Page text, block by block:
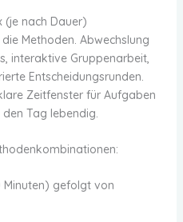
(je nach Dauer)
Methoden. Abwechslung
interaktive Gruppenarbeit,
Entscheidungsrunden.
Zeitfenster für Aufgaben
Tag lebendig.
Minuten) gefolgt von